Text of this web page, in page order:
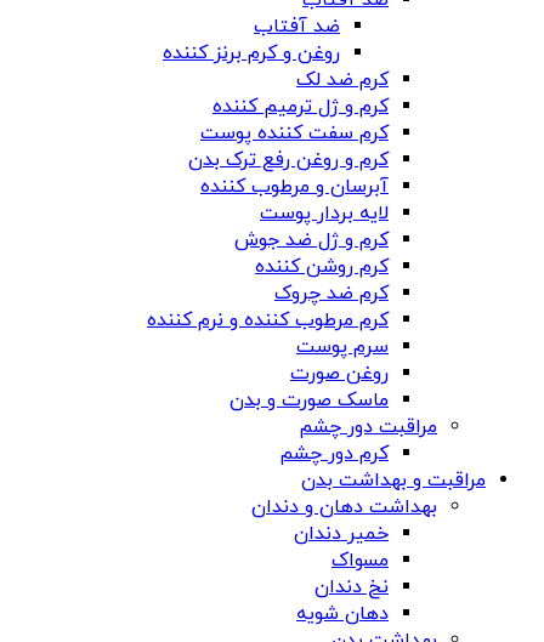
ضد آفتاب
روغن و کرم برنز کننده
کرم ضد لک
کرم و ژل ترمیم کننده
کرم سفت کننده پوست
کرم و روغن رفع ترک بدن
آبرسان و مرطوب کننده
لایه بردار پوست
کرم و ژل ضد جوش
کرم روشن کننده
کرم ضد چروک
کرم مرطوب کننده و نرم کننده
سرم پوست
روغن صورت
ماسک صورت و بدن
مراقبت دور چشم
کرم دور چشم
مراقبت و بهداشت بدن
بهداشت دهان و دندان
خمیر دندان
مسواک
نخ دندان
دهان شویه